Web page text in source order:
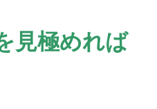
見極めれば